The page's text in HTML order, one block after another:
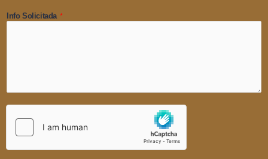
Info Solicitada *